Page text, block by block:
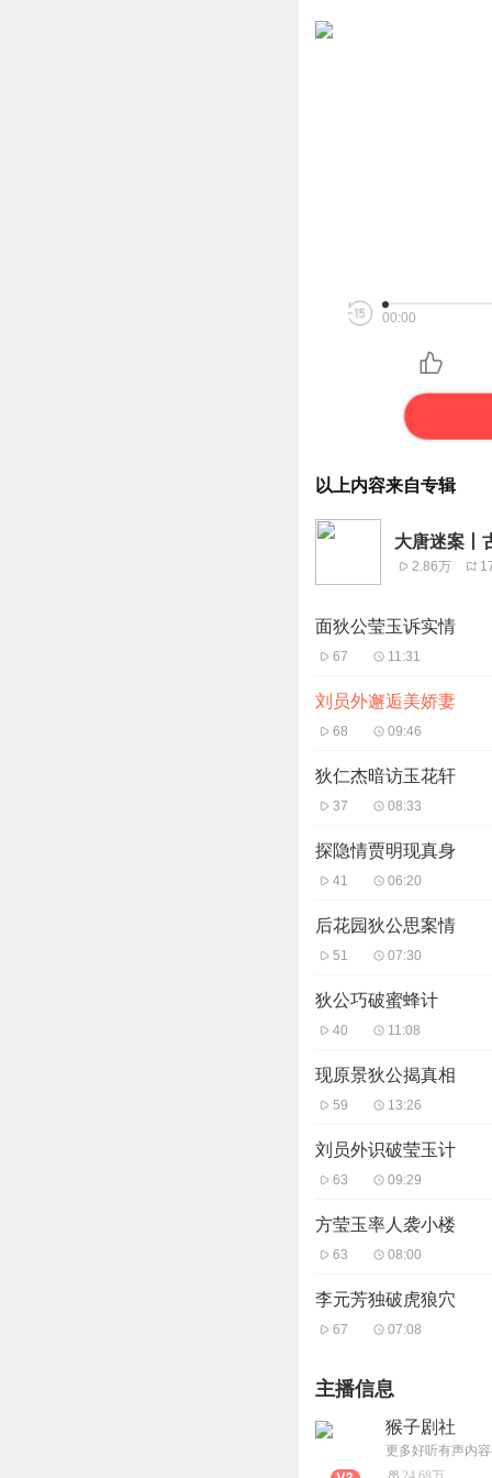
00:00
以上内容来自专辑
大唐迷案丨
2.86万
面狄公莹玉诉实情
67 11:31
刘员外邂逅美娇妻
68 09:46
狄仁杰暗访玉花轩
37 08:33
探隐情贾明现真身
41 06:20
后花园狄公思案情
51 07:30
狄公巧破蜜蜂计
40 11:08
现原景狄公揭真相
59 13:26
刘员外识破莹玉计
63 09:29
方莹玉率人袭小楼
63 08:00
李元芳独破虎狼穴
67 07:08
主播信息
猴子剧社
更多好听有声内